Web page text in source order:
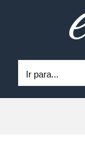
conteúdo
Ir para...